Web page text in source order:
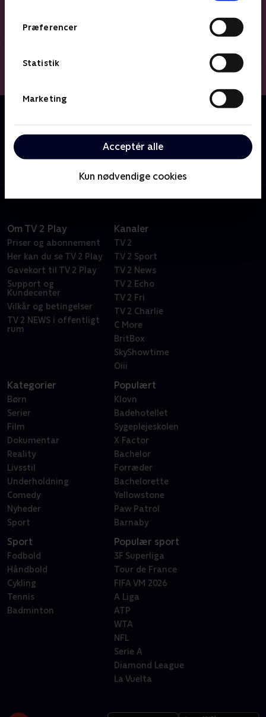
Præferencer
Statistik
Marketing
Acceptér alle
Kun nødvendige cookies
vært og en indretningsekspert rykker ind. Sammen
laver de makeovers, der forvandler børnenes
Om TV 2 Play
Priser og abonnement
Her kan du se TV 2 Play
Gavekort til TV 2 Play
Support og
Kundecenter
Vilkår og betingelser
TV 2 NEWS i offentligt
rum
Kanaler
TV 2
TV 2 Sport
TV 2 News
TV 2 Echo
TV 2 Fri
TV 2 Charlie
C More
BritBox
SkyShowtime
Oiii
Kategorier
Børn
Serier
Film
Dokumentar
Reality
Livsstil
Underholdning
Comedy
Nyheder
Sport
Populært
Klovn
Badehotellet
Sygeplejeskolen
X Factor
Bachelor
Forræder
Bachelorette
Yellowstone
Paw Patrol
Barnaby
Sport
Fodbold
Håndbold
Cykling
Tennis
Badminton
Populær sport
3F Superliga
Tour de France
FIFA VM 2026
A Liga
ATP
WTA
NFL
Serie A
Diamond League
La Vuelta